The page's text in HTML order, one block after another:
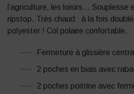
l’agriculture, les loisirs… Souplesse
ripstop. Très chaud : à la fois
polyester ! Col polaire confortable.
Fermeture à glissière
2 poches en biais avec
2 poches poitrine avec